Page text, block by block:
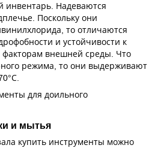
инвентарь. Надеваются
Поскольку они
то отличаются
и устойчивости к
факторам внешней среды. Что
режима, то они выдерживают
и мытья
купить инструменты можно